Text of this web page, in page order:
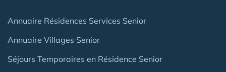
Annuaire Résidences Services Senior
Annuaire Villages Senior
Séjours Temporaires en Résidence Senior